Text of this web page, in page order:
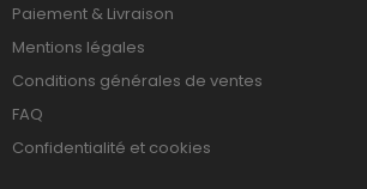
Paiement & Livraison
Mentions légales
Conditions générales de ventes
FAQ
Confidentialité et cookies